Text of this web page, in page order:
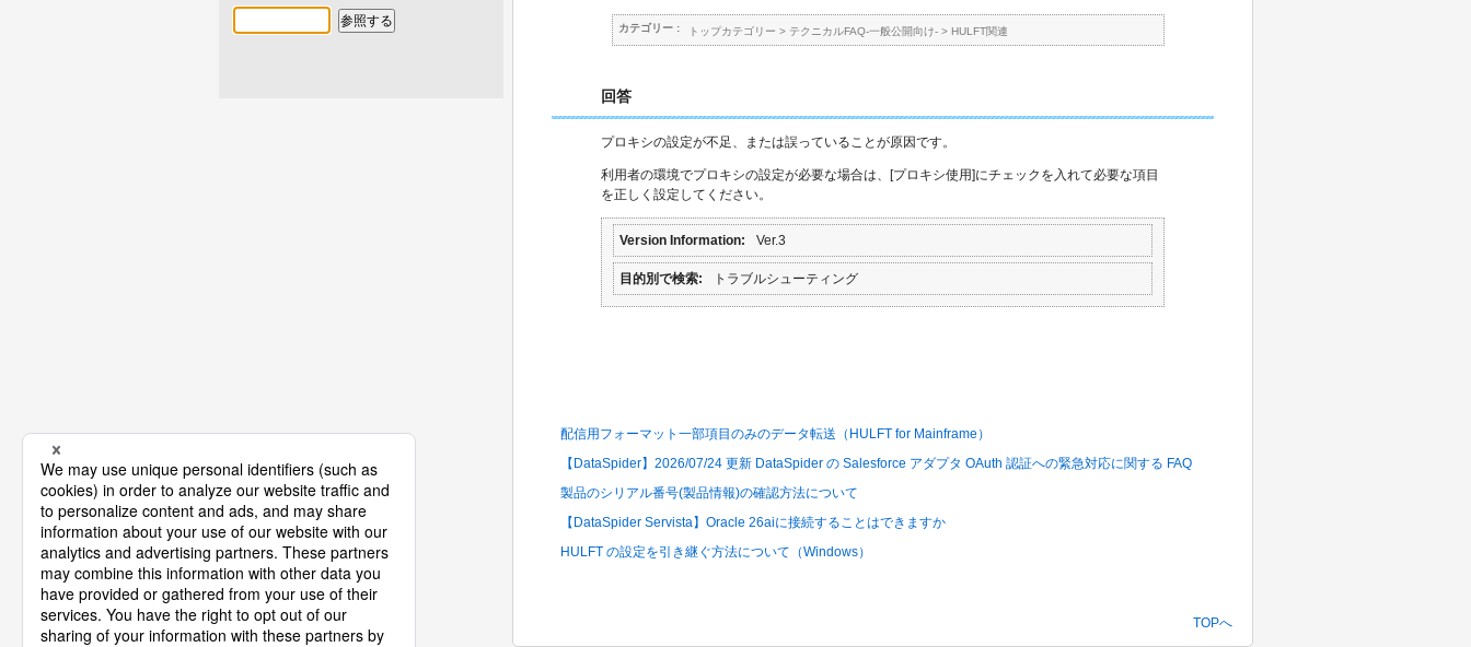
カテゴリー : トップカテゴリー > テクニカルFAQ-一般公開向け-> HULFT関連
回答
プロキシの設定が不足、または誤っていることが原因です。
利用者の環境でプロキシの設定が必要な場合は、[プロキシ使用]にチェックを入れて必要な項目
を正しく設定してください。
Version Information Ver.3
目的別で検索 トラブルシューティング
配信用フォーマット一部項目のみのデータ転送（HULFT for Mainframe）
【DataSpider】2026/07/24 更新 DataSpider の Salesforce アダプタ OAuth 認証への緊急対応に関する FAQ
製品のシリアル番号(製品情報)の確認方法について
【DataSpider Servista】Oracle 26aiに接続することはできますか
HULFT の設定を引き継ぐ方法について（Windows）
TOPへ